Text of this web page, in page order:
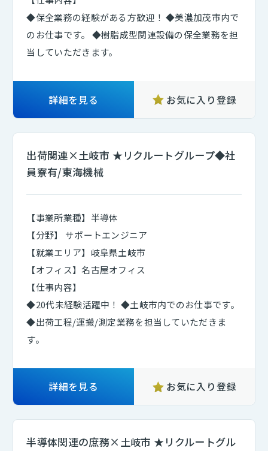
◆保全業務の経験がある方歓迎！ ◆美濃加茂市内で
のお仕事です。 ◆樹脂成型関連設備の保全業務を担
当していただきます。
詳細を見る お気に入り登録
出荷関連×土岐市 ★リクルートグループ◆社
員寮有/東海機械
【事業所業種】半導体
【分野】 サポートエンジニア
【就業エリア】岐阜県土岐市
【オフィス】名古屋オフィス
【仕事内容】
◆20代未経験活躍中！ ◆土岐市内でのお仕事です。
◆出荷工程/運搬/測定業務を担当していただきま
す。
詳細を見る お気に入り登録
半導体関連の庶務×土岐市 ★リクルートグル